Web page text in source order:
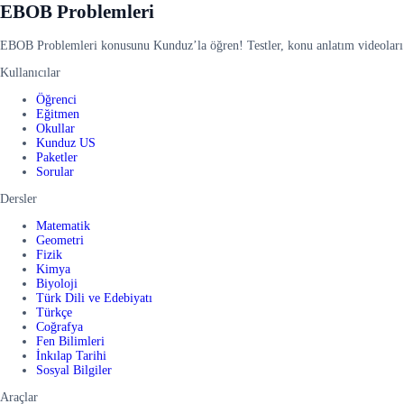
EBOB Problemleri
EBOB Problemleri konusunu Kunduz’la öğren! Testler, konu anlatım
Kullanıcılar
Öğrenci
Eğitmen
Okullar
Kunduz US
Paketler
Sorular
Dersler
Matematik
Geometri
Fizik
Kimya
Biyoloji
Türk Dili ve Edebiyatı
Türkçe
Coğrafya
Fen Bilimleri
İnkılap Tarihi
Sosyal Bilgiler
Araçlar